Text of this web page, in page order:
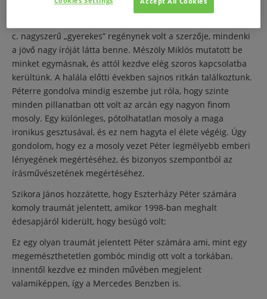
jöttem ki a főiskoláról, ő pedig egy fiatal, első kötetes,
c. nagyszerű „gyerekes” regénynek volt a szerzője, mindenki
a jövő nagy íróját látta benne. Mészöly Miklós mutatott be
minket egymásnak, és attól kezdve elég szoros kapcsolatba
kerültünk. A halála előtti években sajnos ritkán találkoztunk.
Péterre gondolva mindig eszembe jut róla, hogy szinte
minden pillanatban ott volt az arcán egy nagyon finom
mosoly. Egy különleges, pótolhatatlan mosoly a maga
ironikus gesztusával, és ez nem hagyta el élete végéig. Úgy
gondolom, hogy ez a mosoly vezet Péter legmélyebb emberi
lényegének megértéséhez, és bizonyos szempontból az
írásművészetének megértéséhez.
Szikora János hozzátette, hogy Eszterházy Péter számára
komoly traumát jelentett, amikor 1998-ban meghalt
édesapjáról kiderült, hogy besúgó volt:
Ez egy olyan traumát jelentett Péter számára ami, mint egy
megemészthetetlen gombóc mindig ott volt a torkában.
Innentől kezdve ez minden művében megjelent
valamiképpen, így a Mercedes Benzben is.